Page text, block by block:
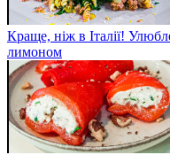
Краще, ніж в Італії!
лимоном